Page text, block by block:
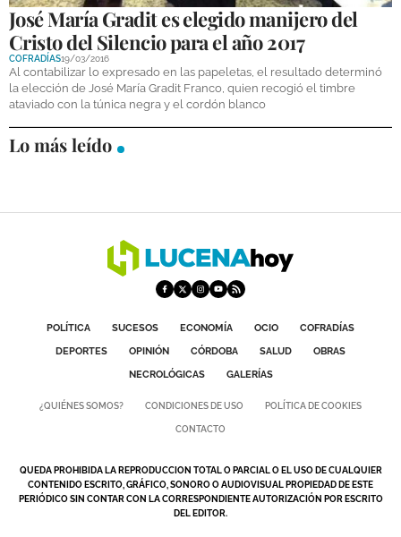
José María Gradit es elegido manijero del
Cristo del Silencio para el año 2017
COFRADÍAS19/03/2016
Al contabilizar lo expresado en las papeletas, el resultado determinó
la elección de José María Gradit Franco, quien recogió el timbre
ataviado con la túnica negra y el cordón blanco
Lo más leído
POLÍTICA SUCESOS ECONOMÍA OCIO
COFRADÍAS
DEPORTES
OPINIÓN CÓRDOBA SALUD
OBRAS
NECROLÓGICAS
GALERÍAS
¿QUIÉNES SOMOS? CONDICIONES DE USO POLÍTICA DE COOKIES
CONTACTO
QUEDA PROHIBIDA LA REPRODUCCION TOTAL O PARCIAL O EL USO DE CUALQUIER
CONTENIDO ESCRITO, GRÁFICO, SONORO O AUDIOVISUAL PROPIEDAD DE ESTE
PERIÓDICO SIN CONTAR CON LA CORRESPONDIENTE AUTORIZACIÓN POR ESCRITO
DEL EDITOR.